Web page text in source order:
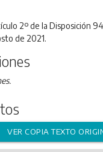
2º de la Disposición
de 2021.
VER COPIA TEXTO